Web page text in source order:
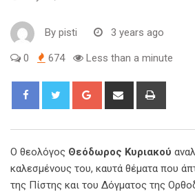
By pisti 3 years ago
0 674 Less than a minute
Ο θεολόγος Θεόδωρος Κυριακού
καλεσμένους του, καυτά θέματα που
της Πίστης και του Δόγματος της